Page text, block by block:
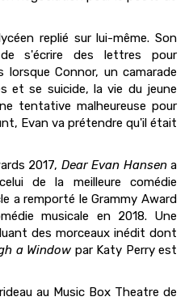
replié sur lui-même. Son
s'écrire des lettres pour
Connor, un camarade
et se suicide, la vie du jeune
tentative malheureuse pour
Evan va prétendre qu'il était
2017, Dear Evan Hansena
de la meilleure comédie
a remporté le Grammy Award
musicale en 2018. Une
des morceaux inédit dont
a Window par Katy Perry est
au Music Box Theatre de